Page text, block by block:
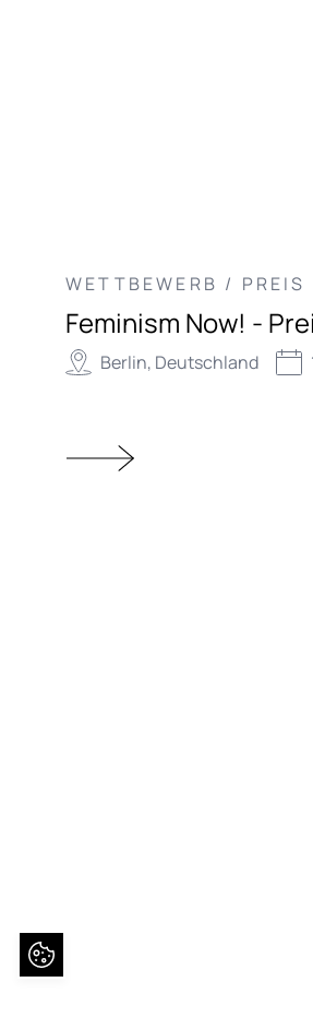
WETTBEWERB / PREIS
Feminism Now! -
Berlin, Deutschland